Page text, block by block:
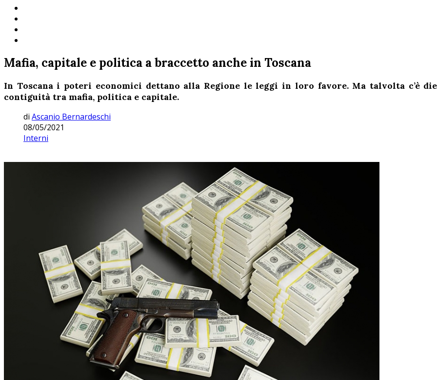
Mafia, capitale e politica a braccetto anche in Toscana
In Toscana i poteri economici dettano alla Regione le leggi in loro favore. Ma talvolta c’è
contiguità tra mafia, politica e capitale.
di Ascanio Bernardeschi
08/05/2021
Interni